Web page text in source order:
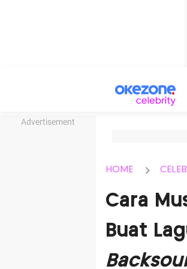
Advertisement
HOME
Cara
Buat